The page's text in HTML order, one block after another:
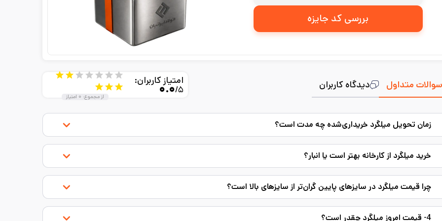
بررسی کد جایزه
سوالات متداول دیدگاه کاربران امتیاز کاربران:
۰.۰/۵
از مجموع: ۰ امتیاز
زمان تحویل میلگرد خریداری‌شده چه مدت است؟
خرید میلگرد از کارخانه بهتر است یا انبار؟
چرا قیمت میلگرد در سایزهای پایین گران‌تر از سایزهای بالا است؟
4- قیمت امروز میلگرد چقدر است؟